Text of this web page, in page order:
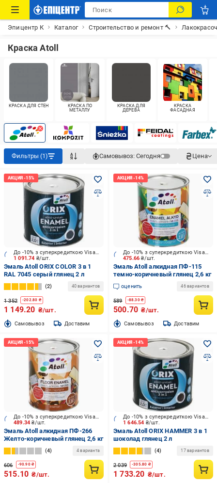
Эпицентр К Каталог Строительство и ремонт 🔨
Краска Atoll
КРАСКА ДЛЯ СТЕН
КРАСКА ПО
МЕТАЛЛУ
КРАСКА ДЛЯ
ДЕРЕВА
КРАСКА
ФАСАДНАЯ
Фильтры (1) Самовывоз: Сегодня Цена
1 091.74 ₴/шт.
До -10% з суперкредиткою Visa Вигода
Эмаль Atoll ORIX COLOR 3 в 1
RAL 7045 серый глянец 2 л
2 40 вариантов
1 352 -202.80 ₴
1 149.20 ₴/шт.
Cамовывоз Доставим
475.66₴/шт.
До -10% з суперкредиткою Visa Вигода
Эмаль Atoll алкидная ПФ-115
темно-коричневый глянец 2,6 кг
оценить 46 вариантов
589 -88.30₴
500.70 ₴/шт.
Cамовывоз Доставим
489.34₴/шт.
До -10% з суперкредиткою Visa Вигода
Эмаль Atoll алкидная ПФ-266
Желто-коричневый глянец 2,6 кг
4 4 варианта
606 -90.90₴
515.10 ₴/шт.
1 646.54 ₴/шт.
До -10% з суперкредиткою Visa Вигода
Эмаль Atoll ORIX HAMMER 3 в 1
шоколад глянец 2 л
4 17 вариантов
2 039 -305.80 ₴
1 733.20 ₴/шт.